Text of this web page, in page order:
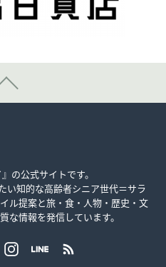
の公式サイトです。
い知的な高齢者シニア世代＝サラ
ル提案と旅・食・人物・歴史・文
な情報を発信しています。